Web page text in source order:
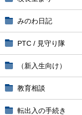
みのわ日記
PTC / 見守り隊
（新入生向け）
教育相談
転出入の手続き